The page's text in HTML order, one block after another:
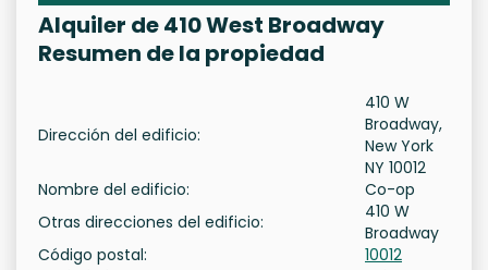
Alquiler de 410 West Broadway
Resumen de la propiedad
Dirección del edificio:
410 W
Broadway,
New York
NY 10012
Nombre del edificio:
Co-op
Otras direcciones del edificio:
410 W
Broadway
Código postal:
10012